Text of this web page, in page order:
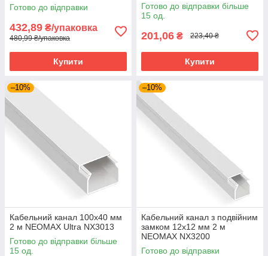
Готово до відправки
432,89 ₴/упаковка
480,99 ₴/упаковка
Купити
Готово до відправки більше
15 од.
201,06 ₴ 223,40 ₴
Купити
–10%
Кабельний канал 100х40 мм
2 м NEOMAX Ultra NX3013
Готово до відправки більше
15 од.
–10%
Кабельний канал з подвійним
замком 12х12 мм 2 м
NEOMAX NX3200
Готово до відправки